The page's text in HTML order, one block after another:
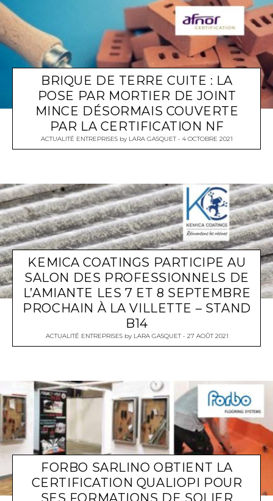
BRIQUE DE TERRE CUITE : LA
POSE PAR MORTIER DE JOINT
MINCE DÉSORMAIS COUVERTE
PAR LA CERTIFICATION NF
ACTUALITÉ ENTREPRISES by LARA GASQUET 4 OCTOBRE 2021
KEMICA COATINGS PARTICIPE AU
SALON DES PROFESSIONNELS DE
L’AMIANTE LES 7 ET 8 SEPTEMBRE
PROCHAIN À LA VILLETTE – STAND
B14
ACTUALITÉ ENTREPRISESby LARA GASQUET 27 AOÛT 2021
FORBO SARLINO OBTIENT LA
CERTIFICATION QUALIOPI POUR
SES FORMATIONS DE SOLIER